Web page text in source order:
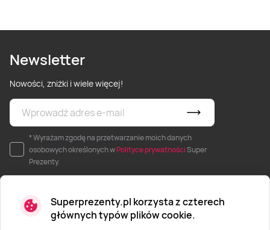
Superprezenty.pl korzysta z czterech
głównych typów plików cookie.
Newsletter
Nowości, zniżki i wiele więcej!
* Wyrażam zgodę na przetwarzanie moich danych
osobowych określonych wPolityce prywatnościSuper
Prezenty.